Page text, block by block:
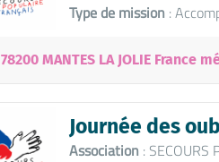
Type de mission :
78200 MANTES LA JOLIE France
Journée des
Association : SECOURS